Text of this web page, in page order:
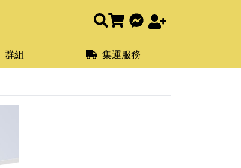
群組 集運服務